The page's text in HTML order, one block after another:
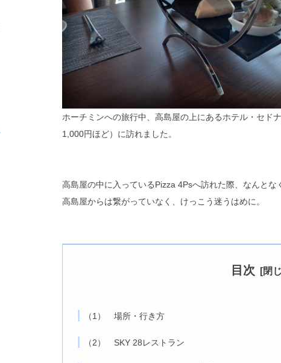
ホーチミンへの旅行中、高島屋の上にあるホテル・セド
1,000円ほど）に訪れました。
高島屋の中に入っているPizza 4Psへ訪れた際、なんとな
高島屋からは繋がっていなく、けっこう迷うはめに。
目次
（1） 場所・行き方
（2） SKY 28レストラン